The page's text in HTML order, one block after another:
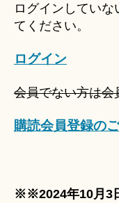
ログインしてい
てください。
ログイン
会員でない方は会
購読会員登録の
※※2024年10月3